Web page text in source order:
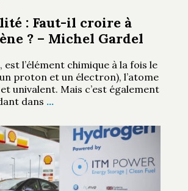
: Faut-il croire à
? – Michel Gardel
est l’élément chimique à la fois le
proton et un électron), l’atome
univalent. Mais c’est également
dans …